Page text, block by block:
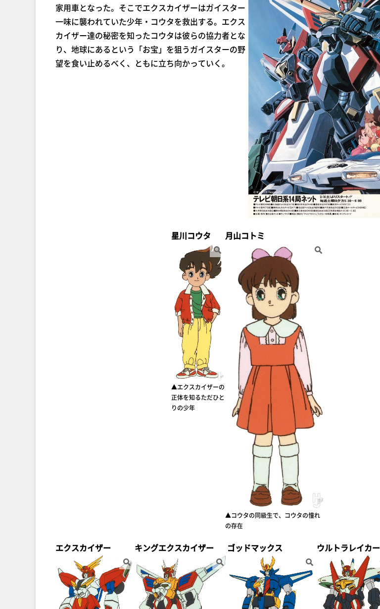
家用車となった。そこでエクスカイザーはガイスター
一味に襲われていた少年・コウタを救出する。エクス
カイザー達の秘密を知ったコウタは彼らの協力者とな
り、地球にあるという「お宝」を狙うガイスターの野
望を食い止めるべく、ともに立ち向かっていく。
星川コウタ
▲エクスカイザーの
正体を知るただひと
りの少年
月山コトミ
▲コウタの同級生で、コウタの憧れ
の存在
エクスカイザー キングエクスカイザー ゴッドマックス ウルトラレイカー